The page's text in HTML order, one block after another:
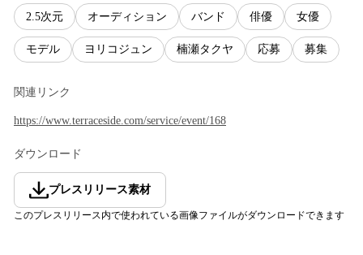
2.5次元 オーディション バンド 俳優 女優
モデル ヨリコジュン 楠瀬タクヤ 応募 募集
関連リンク
https://www.terraceside.com/service/event/168
ダウンロード
プレスリリース素材
このプレスリリース内で使われている画像ファイルがダウンロードできます